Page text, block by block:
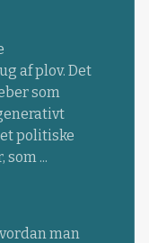
af plov. Det
som
politiske
...
man